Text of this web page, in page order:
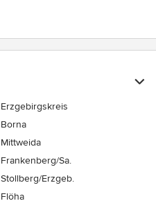
Erzgebirgskreis
Borna
Mittweida
Frankenberg/Sa.
Stollberg/Erzgeb.
Flöha